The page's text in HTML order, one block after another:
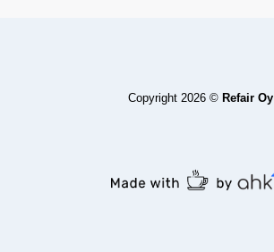
Copyright 2026 © Refair Oy